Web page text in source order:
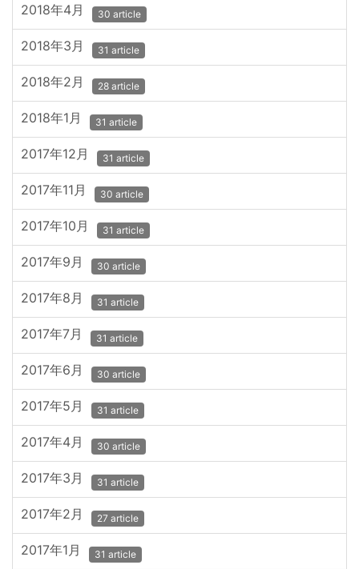
2018年4月 30 article
2018年3月 31 article
2018年2月 28 article
2018年1月 31 article
2017年12月 31 article
2017年11月 30 article
2017年10月 31 article
2017年9月 30 article
2017年8月 31 article
2017年7月 31 article
2017年6月 30 article
2017年5月 31 article
2017年4月 30 article
2017年3月 31 article
2017年2月 27 article
2017年1月 31 article